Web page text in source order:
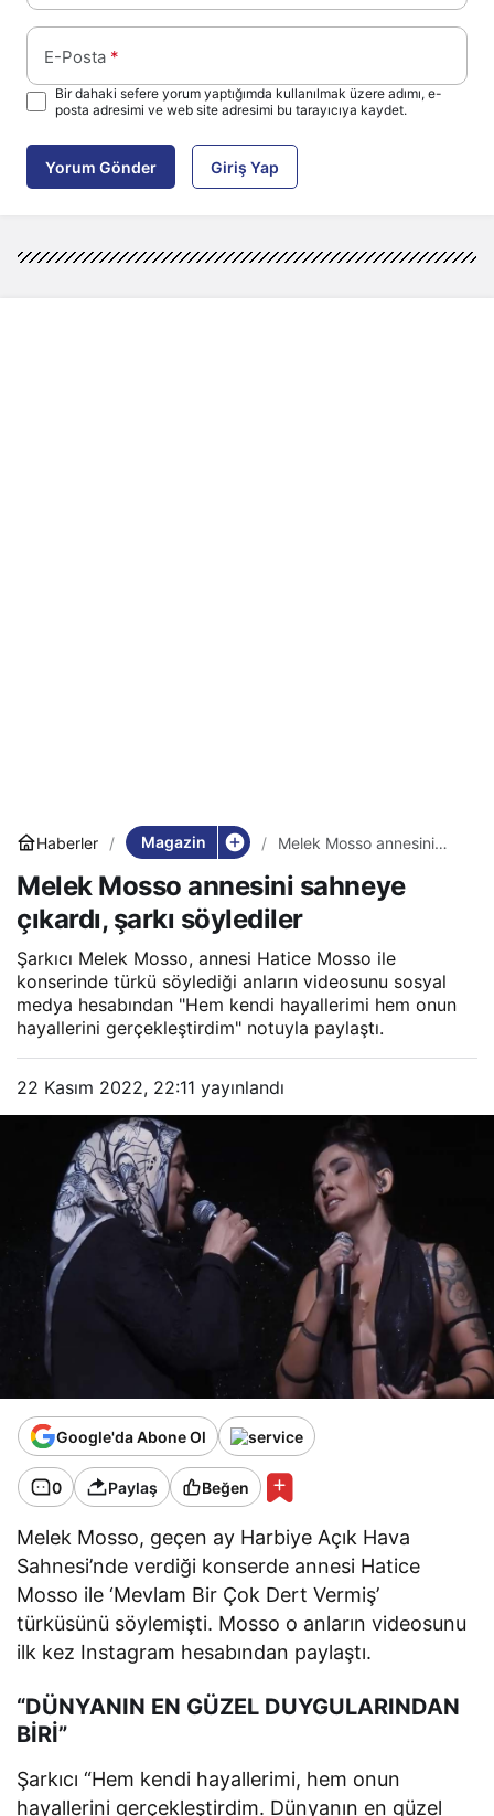
E-Posta *
Bir dahaki sefere yorum yaptığımda kullanılmak üzere adımı, e-
posta adresimi ve web site adresimi bu tarayıcıya kaydet.
Yorum Gönder Giriş Yap
Haberler Magazin
Melek Mosso annesini
söylediler
Melek Mosso annesini sahneye
çıkardı, şarkı söylediler
Şarkıcı Melek Mosso, annesi Hatice Mosso ile
konserinde türkü söylediği anların videosunu sosyal
medya hesabından "Hem kendi hayallerimi hem onun
hayallerini gerçekleştirdim" notuyla paylaştı.
22 Kasım 2022, 22:11 yayınlandı
Google'da Abone Ol
0 Paylaş Beğen
Melek Mosso, geçen ay Harbiye Açık Hava
Sahnesi’nde verdiği konserde annesi Hatice
Mosso ile ‘Mevlam Bir Çok Dert Vermiş’
türküsünü söylemişti. Mosso o anların videosunu
ilk kez Instagram hesabından paylaştı.
“DÜNYANIN EN GÜZEL DUYGULARINDAN
BİRİ”
Şarkıcı “Hem kendi hayallerimi, hem onun
hayallerini gerçekleştirdim. Dünyanın en güzel